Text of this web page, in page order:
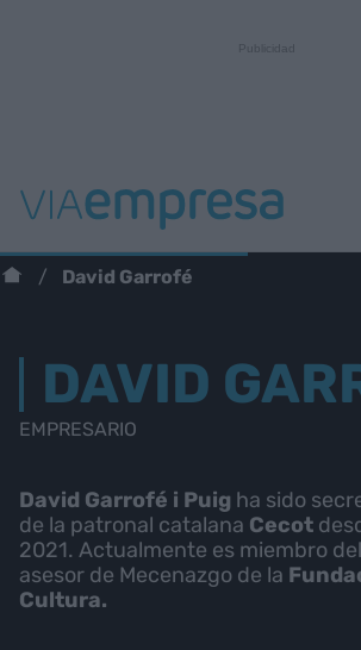
David Garrofé
DAVID
EMPRESARIO
David Garrofé i Puig ha sido
de la patronal catalana Cecot
2021. Actualmente es miembro
asesor de Mecenazgo de la
Cultura.